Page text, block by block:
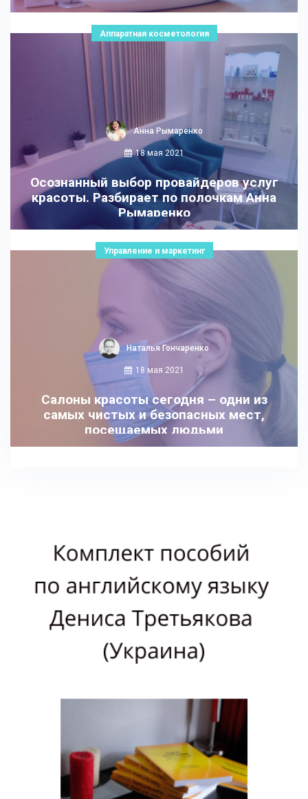
Аппаратная косметология
Анна Рымаренко
18 мая 2021
Осознанный выбор провайдеров услуг
красоты. Разбирает по полочкам Анна
Рымаренко
Управление и маркетинг
Наталья Гончаренко
18 мая 2021
Салоны красоты сегодня – одни из
самых чистых и безопасных мест,
посещаемых людьми